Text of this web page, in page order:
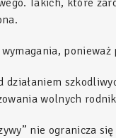
Takich, które
wolnych
nie ogranicza